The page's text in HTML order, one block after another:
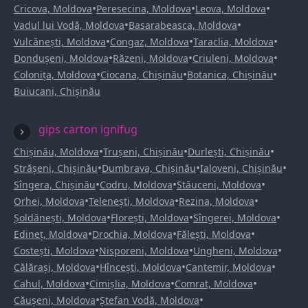
Cricova, Moldova•Peresecina, Moldova•Leova, Moldova•
Vadul lui Vodă, Moldova•Basarabeasca, Moldova•
Vulcănești, Moldova•Congaz, Moldova•Taraclia, Moldova•
Dondușeni, Moldova•Răzeni, Moldova•Criuleni, Moldova•
Colonița, Moldova•Ciocana, Chișinău•Botanica, Chișinău•
Buiucani, Chișinău
gips carton ignifug
Chișinău, Moldova•Trușeni, Chișinău•Durlești, Chișinău•
Strășeni, Chișinău•Dumbrava, Chișinău•Ialoveni, Chișinău•
Sîngera, Chișinău•Codru, Moldova•Stăuceni, Moldova•
Orhei, Moldova•Telenești, Moldova•Rezina, Moldova•
Șoldănești, Moldova•Florești, Moldova•Sîngerei, Moldova•
Edineț, Moldova•Drochia, Moldova•Fălești, Moldova•
Costești, Moldova•Nisporeni, Moldova•Ungheni, Moldova•
Călărași, Moldova•Hîncești, Moldova•Cantemir, Moldova•
Cahul, Moldova•Cimișlia, Moldova•Comrat, Moldova•
Căușeni, Moldova•Ștefan Vodă, Moldova•